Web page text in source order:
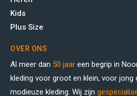
Kids
Plus Size
OVER ONS
Al meer dan 50 jaar een begrip in
kleding voor groot en klein, voor jong
modieuze kleding. Wij zijn